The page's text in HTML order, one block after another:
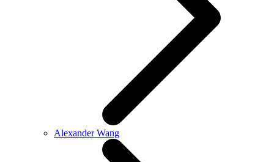
Alexander Wang